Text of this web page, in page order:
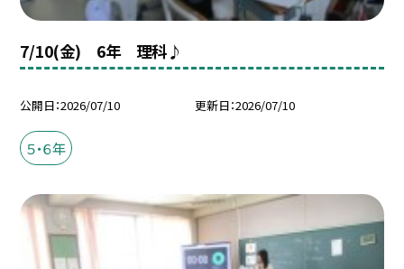
7/10(金) 6年 理科♪
公開日 2026/07/10 更新日 2026/07/10
５・６年